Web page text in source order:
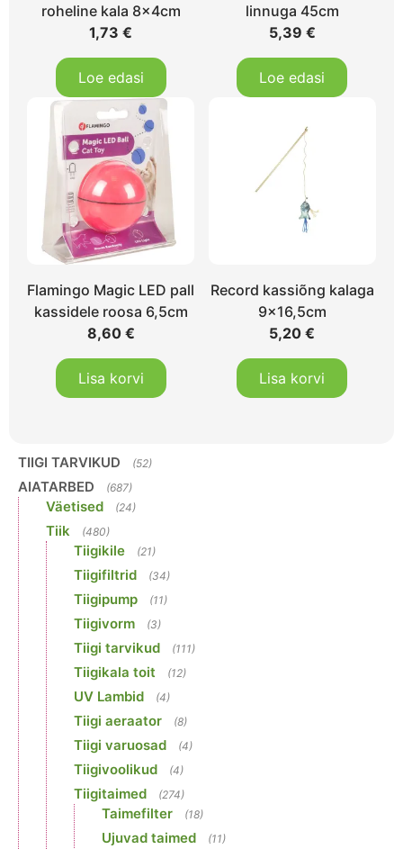
roheline kala 8x4cm
1,73€
Loe edasi
linnuga 45cm
5,39 €
Loe edasi
Flamingo Magic LED pall
kassidele roosa 6,5cm
8,60 €
Lisa korvi
Record kassiõng kalaga
9×16,5cm
5,20€
Lisa korvi
TIIGI TARVIKUD (52)
AIATARBED (687)
Väetised (24)
Tiik (480)
Tiigikile (21)
Tiigifiltrid (34)
Tiigipump (11)
Tiigivorm (3)
Tiigi tarvikud (111)
Tiigikala toit (12)
UV Lambid (4)
Tiigi aeraator (8)
Tiigi varuosad (4)
Tiigivoolikud (4)
Tiigitaimed (274)
Taimefilter (18)
Ujuvad taimed (11)